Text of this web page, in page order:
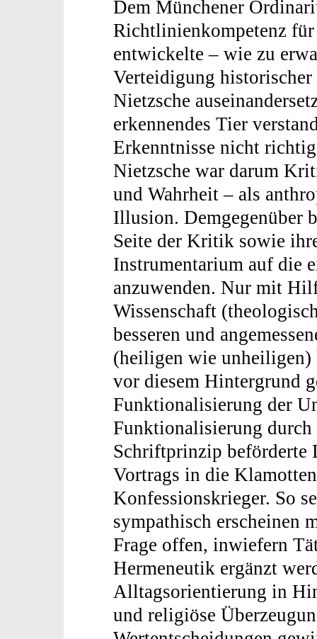
Dem Münchener
Richtlinienkompetenz für
entwickelte – wie zu
Verteidigung
Nietzsche
erkennendes Tier
Erkenntnisse nicht
Nietzsche war darum
und Wahrheit – als
Illusion. Demgegenüber
Seite der Kritik sowie
Instrumentarium auf die
anzuwenden. Nur mit
Wissenschaft
besseren und
(heiligen wie unheiligen)
vor diesem Hintergrund
Funktionalisierung der
Funktionalisierung
Schriftprinzip beförderte
Vortrags in die
Konfessionskrieger. So
sympathisch erscheinen
Frage offen, inwiefern
Hermeneutik ergänzt
Alltagsorientierung in
und religiöse